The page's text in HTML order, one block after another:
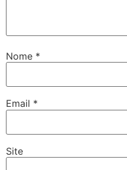
Nome *
Email *
Site